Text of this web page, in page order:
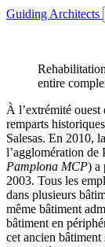
Guiding Architects
entire
À l’extrémité
remparts
Salesas. En 2010,
l’agglomération de
Pamplona MCP) a
2003. Tous les
dans plusieurs
même bâtiment
bâtiment en
cet ancien